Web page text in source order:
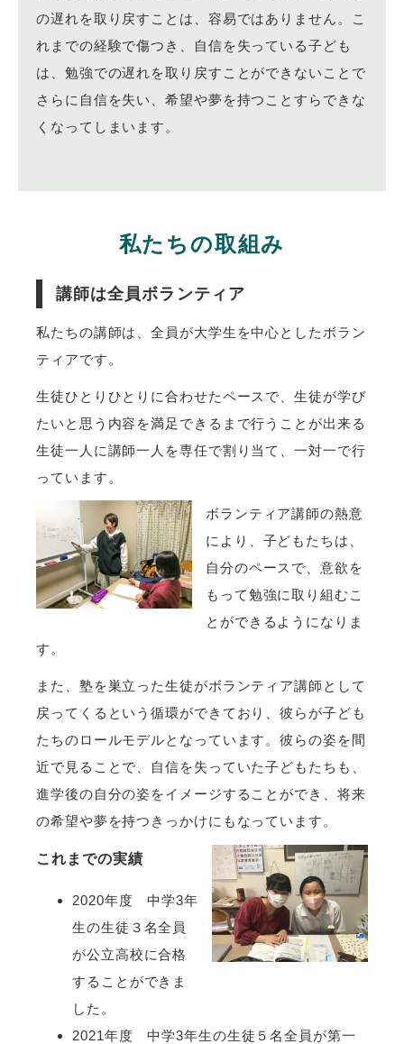
の遅れを取り戻すことは、容易ではありません。こ
れまでの経験で傷つき、自信を失っている子ども
は、勉強での遅れを取り戻すことができないことで
さらに自信を失い、希望や夢を持つことすらできな
くなってしまいます。
私たちの取組み
講師は全員ボランティア
私たちの講師は、全員が大学生を中心としたボラン
ティアです。
生徒ひとりひとりに合わせたペースで、生徒が学び
たいと思う内容を満足できるまで行うことが出来る
生徒一人に講師一人を専任で割り当て、一対一で行
っています。
ボランティア講師の熱意
により、子どもたちは、
自分のペースで、意欲を
もって勉強に取り組むこ
とができるようになりま
す。
また、塾を巣立った生徒がボランティア講師として
戻ってくるという循環ができており、彼らが子ども
たちのロールモデルとなっています。彼らの姿を間
近で見ることで、自信を失っていた子どもたちも、
進学後の自分の姿をイメージすることができ、将来
の希望や夢を持つきっかけにもなっています。
これまでの実績
2020年度 中学3年
生の生徒３名全員
が公立高校に合格
することができま
した。
2021年度 中学3年生の生徒５名全員が第一